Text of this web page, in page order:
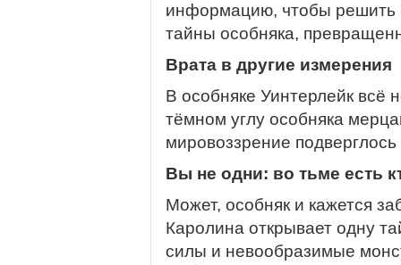
информацию, чтобы решить
тайны особняка,
Врата в другие измерения
В особняке Уинтерлейк всё
тёмном углу особняка
мировоззрение
Вы не одни: во тьме есть
Может, особняк и кажется
Каролина открывает одну
силы и невообразимые